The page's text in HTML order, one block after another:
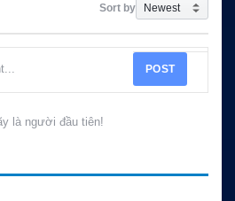
Sort by
POST
là người đầu tiên!